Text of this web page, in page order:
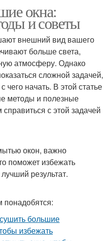
окна:
и советы
внешний вид вашего
больше света,
атмосферу. Однако
сложной задачей,
чего начать. В этой статье
методы и полезные
с этой задачей
окон, важно
поможет избежать
результат.